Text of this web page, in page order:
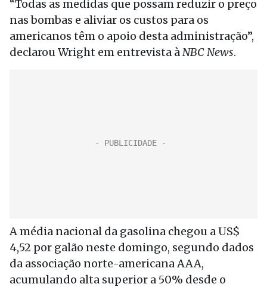
“Todas as medidas que possam reduzir o preço
nas bombas e aliviar os custos para os
americanos têm o apoio desta administração”,
declarou Wright em entrevista àNBC News.
A média nacional da gasolina chegou a US$
4,52 por galão neste domingo, segundo dados
da associação norte-americana AAA,
acumulando alta superior a 50% desde o